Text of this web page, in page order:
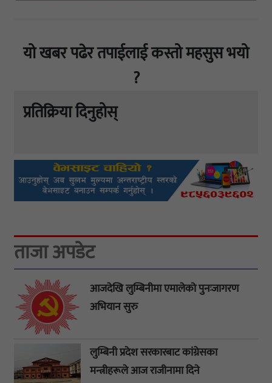
यो खबर पढेर तपाईलाई कस्तो महसुस भयो
?
प्रतिक्रिया दिनुहोस्
ताजा अपडेट
आजदेखि लुम्बिनीमा एमालेको पुनःजागरण
अभियान सुरु
लुम्बिनी प्रदेश सरकारबाट कांग्रेसका
मन्त्रीहरूले आज राजीनामा दिने